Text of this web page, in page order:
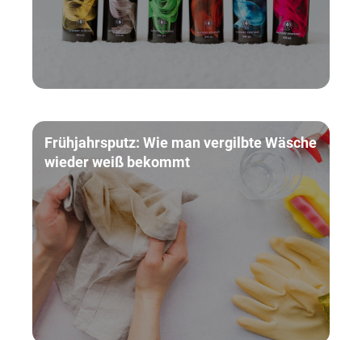
Frühjahrsputz: Wie man vergilbte Wäsche
wieder weiß bekommt